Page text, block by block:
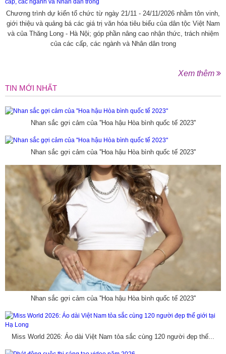
Chương trình dự kiến tổ chức từ ngày 21/11 - 24/11/2026 nhằm tôn vinh,
giới thiệu và quảng bá các giá trị văn hóa tiêu biểu của dân tộc Việt Nam
và của Thăng Long - Hà Nội; góp phần nâng cao nhận thức, trách nhiệm
của các cấp, các ngành và Nhân dân trong
Xem thêm
TIN MỚI NHẤT
Nhan sắc gợi cảm của ''Hoa hậu Hòa bình quốc tế 2023''
Nhan sắc gợi cảm của ''Hoa hậu Hòa bình quốc tế 2023''
Nhan sắc gợi cảm của ''Hoa hậu Hòa bình quốc tế 2023''
Miss World 2026: Áo dài Việt Nam tỏa sắc cùng 120 người đẹp thế...